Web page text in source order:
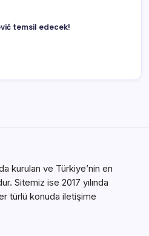
temsil edecek!
kurulan ve Türkiye’nin en
Sitemiz ise 2017 yılında
türlü konuda iletişime